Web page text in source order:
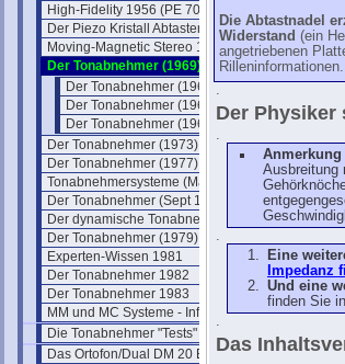
High-Fidelity 1956 (PE 7000)
Der Piezo Kristall Abtaster (1948)
Moving-Magnetic Stereo 1959
Der Tonabnehmer (1969)
Der Tonabnehmer (1969) II
Der Tonabnehmer (1969) III
Der Tonabnehmer (1969) IV
Der Tonabnehmer (1973)
Der Tonabnehmer (1977)
Tonabnehmersysteme (Mai 1977)
Der Tonabnehmer (Sept 1977)
Der dynamische Tonabnehmer
Der Tonabnehmer (1979)
Experten-Wissen 1981
Der Tonabnehmer 1982
Der Tonabnehmer 1983
MM und MC Systeme - Infos
Die Tonabnehmer "Tests"
Das Ortofon/Dual DM 20 E
Die Abtastnadel
Widerstand (ein
angetriebenen
Rilleninformationen.
.
Der Physiker
.
Anmerkung
Ausbreitung
.
Eine
Impedanz
Und eine
finden Sie
.
Das